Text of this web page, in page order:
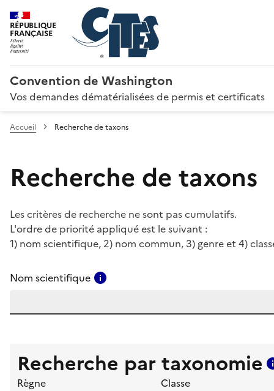
RÉPUBLIQUE
FRANÇAISE
Convention de Washington
Vos demandes dématérialisées de permis et certificats
Accueil Recherche de taxons
Recherche de taxons
Les critères de recherche ne sont pas cumulatifs.
L'ordre de priorité appliqué est le suivant :
1) nom scientifique, 2) nom commun, 3) genre et 4)
Nom scientifique
Recherche par taxonomie
Règne Classe